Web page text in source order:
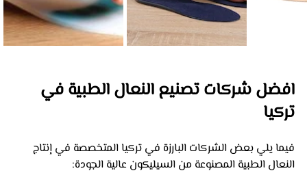
افضل شركات تصنيع النعال الطبية في
تركيا
فيما يلي بعض الشركات البارزة في تركيا المتخصصة في إنتاج
النعال الطبية المصنوعة من السيليكون عالية الجودة: